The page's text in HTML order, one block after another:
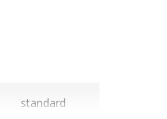
standard